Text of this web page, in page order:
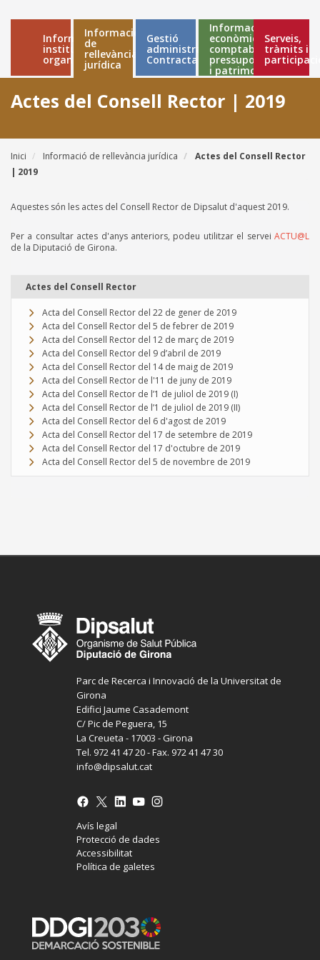
Main
navigation
Informació
institucional i
organitzativa
Informació
de
rellevància
jurídica
Gestió
administrativa
Contractació
Informació
econòmica,
comptable,
pressupostària
i patrimonial
Serveis,
tràmits i
Actes del Consell Rector | 2019
Fil
Inici Informació de rellevància jurídica
Actes del Consell Rector
| 2019
Aquestes són les actes del Consell Rector de Dipsalut d'aquest 2019.
Per a consultar actes d'anys anteriors, podeu utilitzar el servei ACTU@L
de la Diputació de Girona.
Actes del Consell Rector
Acta del Consell Rector del 22 de gener de 2019
Acta del Consell Rector del 5 de febrer de 2019
Acta del Consell Rector del 12 de març de 2019
Acta del Consell Rector del 9 d’abril de 2019
Acta del Consell Rector del 14 de maig de 2019
Acta del Consell Rector de l'11 de juny de 2019
Acta del Consell Rector de l’1 de juliol de 2019 (I)
Acta del Consell Rector de l’1 de juliol de 2019 (II)
Acta del Consell Rector del 6 d'agost de 2019
Acta del Consell Rector del 17 de setembre de 2019
Acta del Consell Rector del 17 d'octubre de 2019
Acta del Consell Rector del 5 de novembre de 2019
Parc de Recerca i Innovació de la Universitat de
Girona
Edifici Jaume Casademont
C/ Pic de Peguera, 15
La Creueta - 17003 - Girona
Tel. 972 41 47 20 - Fax. 972 41 47 30
info@dipsalut.cat
Avís legal
Protecció de dades
Accessibilitat
Política de galetes